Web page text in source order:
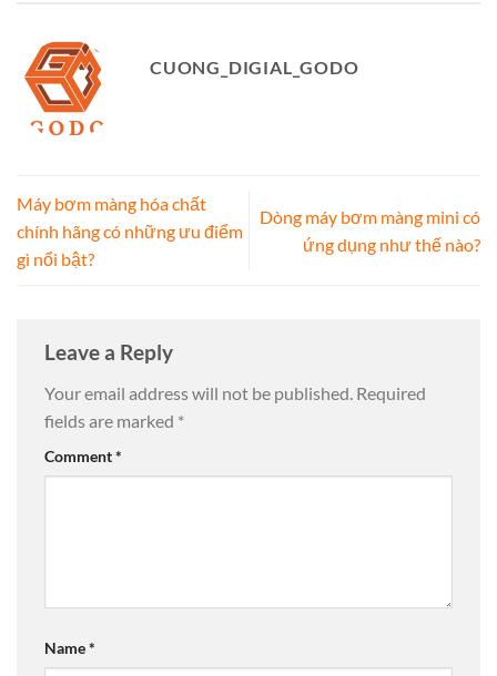
CUONG_DIGIAL_GODO
Máy bơm màng hóa chất
chính hãng có những ưu điểm
gì nổi bật?
Dòng máy bơm màng mini có
ứng dụng như thế nào?
Leave a Reply
Your email address will not be published. Required
fields are marked *
Comment*
Name*